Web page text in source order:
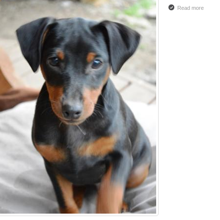
Read moreabout